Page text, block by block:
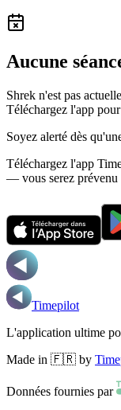
Aucune
Shrek n'est pas
Téléchargez l'app
Soyez alerté dès
Téléchargez l'app
— vous serez prévenu
Timepilot
L'application ultime
Made in 🇫🇷 by
Données fournies par